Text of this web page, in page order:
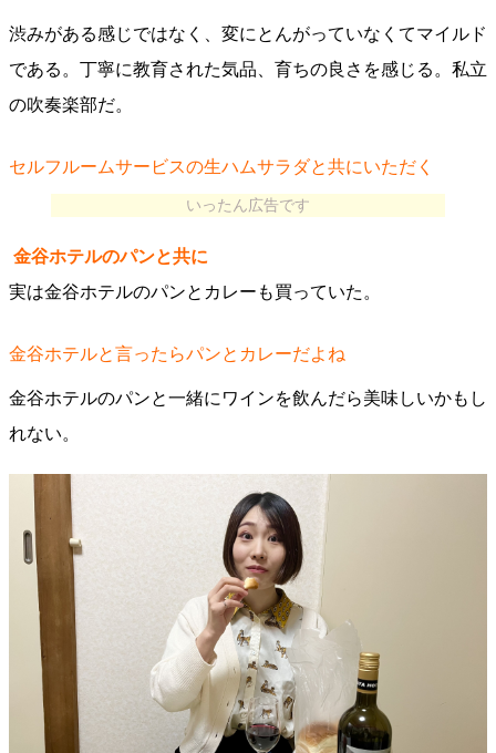
渋みがある感じではなく、変にとんがっていなくてマイルド
である。丁寧に教育された気品、育ちの良さを感じる。私立
の吹奏楽部だ。
セルフルームサービスの生ハムサラダと共にいただく
いったん広告です
金谷ホテルのパンと共に
実は金谷ホテルのパンとカレーも買っていた。
金谷ホテルと言ったらパンとカレーだよね
金谷ホテルのパンと一緒にワインを飲んだら美味しいかもし
れない。